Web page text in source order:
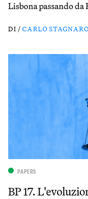
Lisbona passando da
DI / CARLO STAGNARO
PAPERS
BP 17.